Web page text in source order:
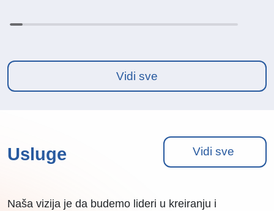
Vidi sve
Usluge Vidi sve
Naša vizija je da budemo lideri u kreiranju i